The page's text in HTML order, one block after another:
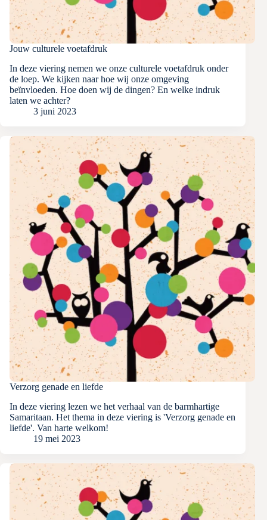
Jouw culturele voetafdruk
In deze viering nemen we onze culturele voetafdruk onder
de loep. We kijken naar hoe wij onze omgeving
beïnvloeden. Hoe doen wij de dingen? En welke indruk
laten we achter?
3 juni 2023
Verzorg genade en liefde
In deze viering lezen we het verhaal van de barmhartige
Samaritaan. Het thema in deze viering is 'Verzorg genade en
liefde'. Van harte welkom!
19 mei 2023